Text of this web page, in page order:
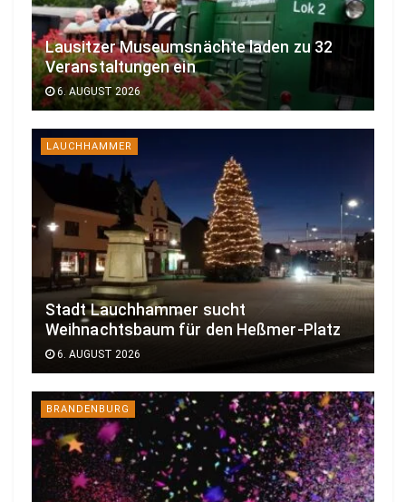
Lausitzer Museumsnächte laden zu 32
Veranstaltungen ein
6. AUGUST 2026
LAUCHHAMMER
Stadt Lauchhammer sucht
Weihnachtsbaum für den Heßmer-Platz
6. AUGUST 2026
BRANDENBURG